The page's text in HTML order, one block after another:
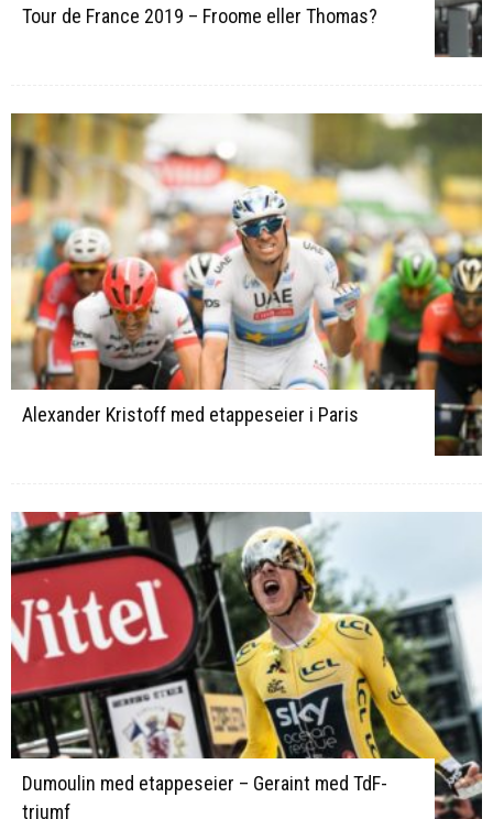
Tour de France 2019 – Froome eller Thomas?
Alexander Kristoff med etappeseier i Paris
Dumoulin med etappeseier – Geraint med TdF-
triumf